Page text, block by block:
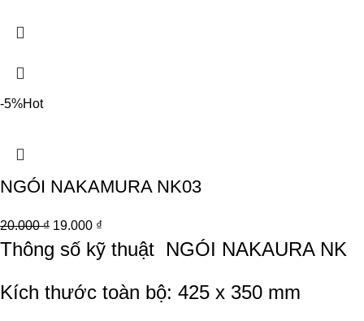
-5%Hot
NGÓI NAKAMURA NK03
20.000₫ 19.000 ₫
Thông số kỹ thuật NGÓI NAKAURA NK
Kích thước toàn bộ: 425 x 350 mm